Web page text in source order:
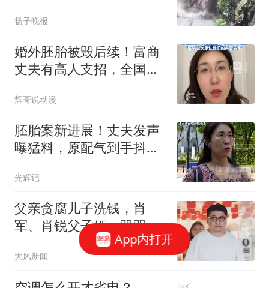
扬子晚报
婚外胚胎被毁后续！富商
丈夫有高人支招，全国政
辉哥说动漫
胚胎案新进展！丈夫发声
曝猛料，原配气到手抖，
光辉记
父亲贪腐儿子洗钱，肖
军、肖锐父子俩，双双被
大风新闻
App内打开